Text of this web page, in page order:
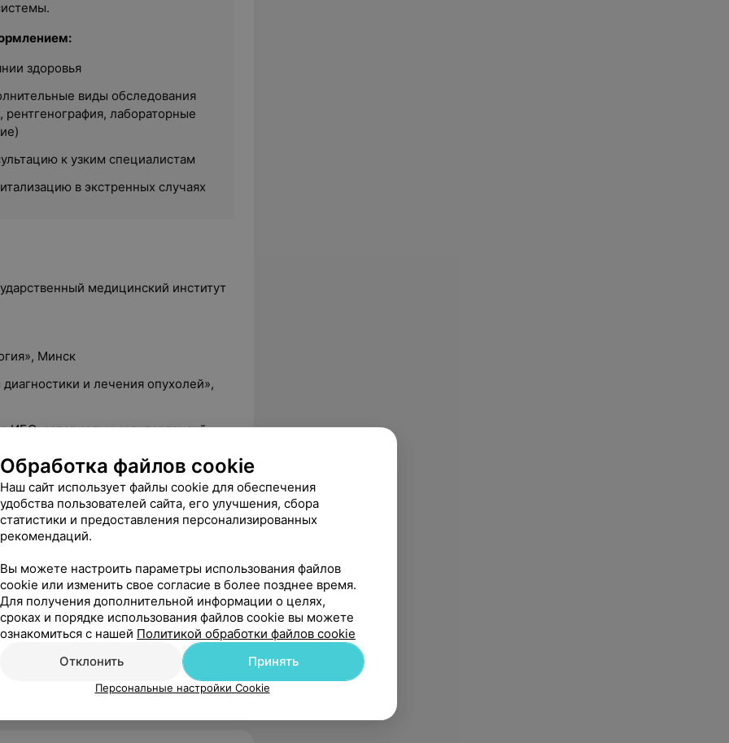
здоровья
виды обследования
лабораторные
к узким специалистам
в экстренных случаях
медицинский институт
Минск
и лечения опухолей»,
ИБС, артериальных гипертензий,
кардиологии», РНПЦ
диагностика ИБС», БелМАПО
БелМАПО
болезнь сердца», БелМАПО
лечение ИБС, артериальной
артериальной гипертензии,
недостаточности
Обработка файлов cookie
Наш сайт использует файлы cookie для обеспечения
удобства пользователей сайта, его улучшения, сбора
статистики и предоставления персонализированных
рекомендаций.
Вы можете настроить параметры использования файлов
cookie или изменить свое согласие в более позднее время.
Для получения дополнительной информации о целях,
сроках и порядке использования файлов cookie вы можете
ознакомиться с нашей Политикой обработки файлов cookie
Отклонить
Принять
Персональные настройки Cookie